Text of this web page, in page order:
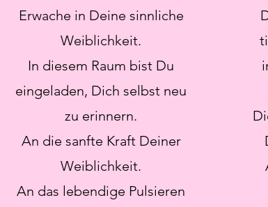
Erwache in Deine sinnliche
Weiblichkeit.
In diesem Raum bist Du
eingeladen, Dich selbst neu
zu erinnern.
An die sanfte Kraft Deiner
Weiblichkeit.
An das lebendige Pulsieren